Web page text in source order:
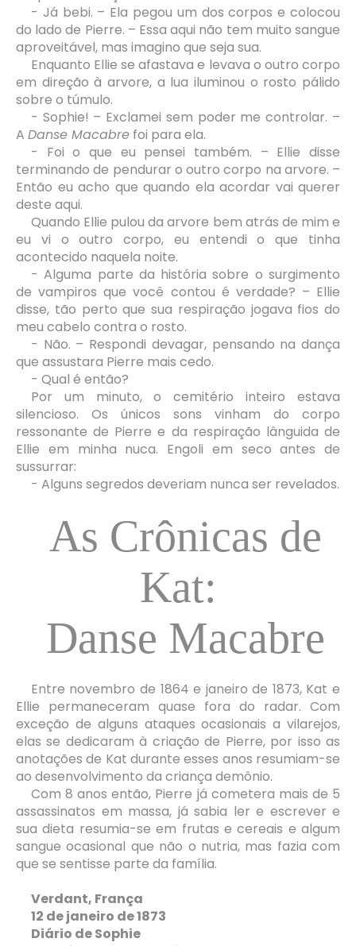
- Já bebi. – Ela pegou um dos corpos e colocou
do lado de Pierre. – Essa aqui não tem muito sangue
aproveitável, mas imagino que seja sua.
Enquanto Ellie se afastava e levava o outro corpo
em direção à arvore, a lua iluminou o rosto pálido
sobre o túmulo.
- Sophie! – Exclamei sem poder me controlar. –
A Danse Macabre foi para ela.
- Foi o que eu pensei também. – Ellie disse
terminando de pendurar o outro corpo na arvore. –
Então eu acho que quando ela acordar vai querer
deste aqui.
Quando Ellie pulou da arvore bem atrás de mim e
eu vi o outro corpo, eu entendi o que tinha
acontecido naquela noite.
- Alguma parte da história sobre o surgimento
de vampiros que você contou é verdade? – Ellie
disse, tão perto que sua respiração jogava fios do
meu cabelo contra o rosto.
- Não. – Respondi devagar, pensando na dança
que assustara Pierre mais cedo.
- Qual é então?
Por um minuto, o cemitério inteiro estava
silencioso. Os únicos sons vinham do corpo
ressonante de Pierre e da respiração lânguida de
Ellie em minha nuca. Engoli em seco antes de
sussurrar:
- Alguns segredos deveriam nunca ser revelados.
As Crônicas de
Kat:
Danse Macabre
Entre novembro de 1864 e janeiro de 1873, Kat e
Ellie permaneceram quase fora do radar. Com
exceção de alguns ataques ocasionais a vilarejos,
elas se dedicaram à criação de Pierre, por isso as
anotações de Kat durante esses anos resumiam-se
ao desenvolvimento da criança demônio.
Com 8 anos então, Pierre já cometera mais de 5
assassinatos em massa, já sabia ler e escrever e
sua dieta resumia-se em frutas e cereais e algum
sangue ocasional que não o nutria, mas fazia com
que se sentisse parte da família.
Verdant, França
12 de janeiro de 1873
Diário de Sophie